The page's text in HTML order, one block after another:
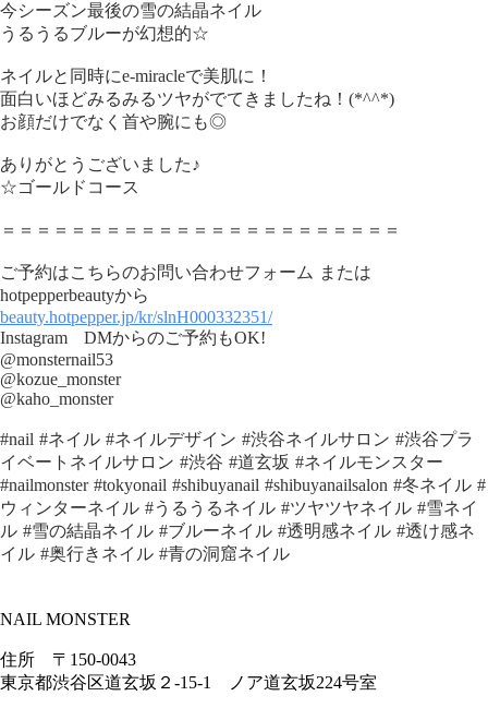
今シーズン最後の雪の結晶ネイル
うるうるブルーが幻想的☆
ネイルと同時にe-miracleで美肌に！
面白いほどみるみるツヤがでてきましたね！(*^^*)
お顔だけでなく首や腕にも◎
ありがとうございました♪
☆ゴールドコース
＝＝＝＝＝＝＝＝＝＝＝＝＝＝＝＝＝＝＝＝＝＝＝
ご予約はこちらのお問い合わせフォーム または
hotpepperbeautyから
beauty.hotpepper.jp/kr/slnH000332351/
Instagram DMからのご予約もOK!
@monsternail53
@kozue_monster
@kaho_monster
#nail #ネイル #ネイルデザイン #渋谷ネイルサロン #渋谷プラ
イベートネイルサロン #渋谷 #道玄坂 #ネイルモンスター
#nailmonster #tokyonail #shibuyanail #shibuyanailsalon #冬ネイル #
ウィンターネイル #うるうるネイル #ツヤツヤネイル #雪ネイ
ル #雪の結晶ネイル #ブルーネイル #透明感ネイル #透け感ネ
イル #奥行きネイル #青の洞窟ネイル
NAIL MONSTER
住所 〒150-0043
東京都渋谷区道玄坂２-15-1 ノア道玄坂224号室